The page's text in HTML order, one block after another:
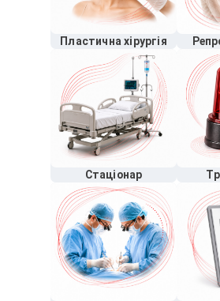
Пластична хірургія
Стаціонар